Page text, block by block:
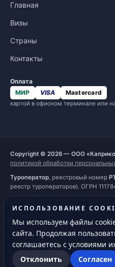
ИСПОЛЬЗОВАНИЕ
Мы используем файлы
сайта. Продолжая
соглашаетесь с условиями
Отклонить
Согласен
Главная
Визы
Страны
Контакты
Оплата
МИР
VISA Mastercard
картой в офисном терминале или
Copyright © 2026 — ООО
политикой обработки
Туроператор, реестровый номер
реестр туроператоров). ОГРН
права. Все права защищены и
использование любых материалов
правообладателя. При полном или
материалов гиперссылка наhttps://
Обращаем ваше внимание на то,
предоставлена исключительно для